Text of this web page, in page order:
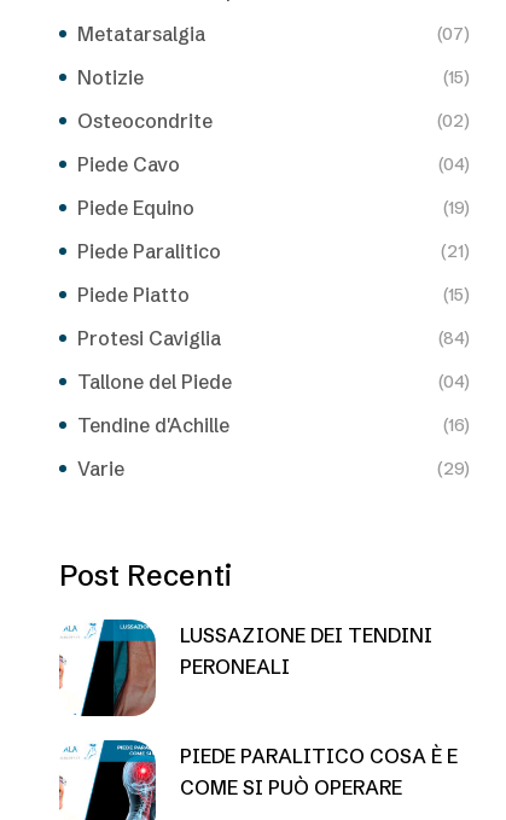
Metatarsalgia (07)
Notizie (15)
Osteocondrite (02)
Piede Cavo (04)
Piede Equino (19)
Piede Paralitico (21)
Piede Piatto (15)
Protesi Caviglia (84)
Tallone del Piede (04)
Tendine d'Achille (16)
Varie (29)
Post Recenti
LUSSAZIONE DEI TENDINI
PERONEALI
PIEDE PARALITICO COSA È E
COME SI PUÒ OPERARE